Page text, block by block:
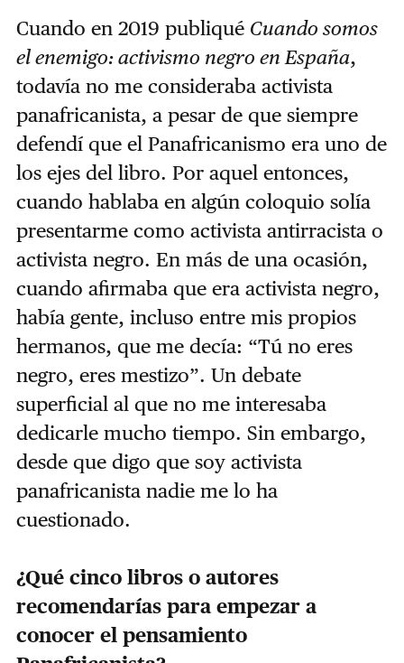
Cuando en 2019 publiqué Cuando somos
el enemigo: activismo negro en España,
todavía no me consideraba activista
panafricanista, a pesar de que siempre
defendí que el Panafricanismo era uno de
los ejes del libro. Por aquel entonces,
cuando hablaba en algún coloquio solía
presentarme como activista antirracista o
activista negro. En más de una ocasión,
cuando afirmaba que era activista negro,
había gente, incluso entre mis propios
hermanos, que me decía: “Tú no eres
negro, eres mestizo”. Un debate
superficial al que no me interesaba
dedicarle mucho tiempo. Sin embargo,
desde que digo que soy activista
panafricanista nadie me lo ha
cuestionado.
¿Qué cinco libros o autores
recomendarías para empezar a
conocer el pensamiento